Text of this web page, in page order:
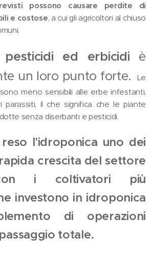
possono causare perdite di
e costose, a cui gli agricoltori al chiuso
ed erbicidi è
un loro punto forte.
Le
meno sensibili alle erbe infestanti,
parassiti, il che significa che le piante
senza diserbanti e pesticidi.
l'idroponica uno dei
crescita del settore
i coltivatori più
investono in idroponica
di operazioni
totale.